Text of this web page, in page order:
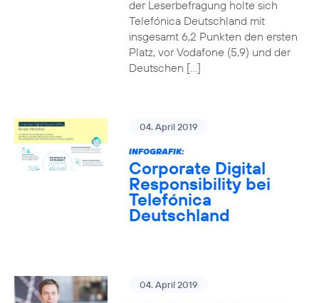
der Leserbefragung holte sich
Telefónica Deutschland mit
insgesamt 6,2 Punkten den ersten
Platz, vor Vodafone (5,9) und der
Deutschen […]
04. April 2019
INFOGRAFIK:
Corporate Digital
Responsibility bei
Telefónica
Deutschland
04. April 2019